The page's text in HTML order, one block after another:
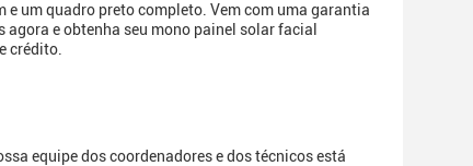
um quadro preto completo. Vem com uma garantia
e obtenha seu mono painel solar facial
crédito.
equipe dos coordenadores e dos técnicos está